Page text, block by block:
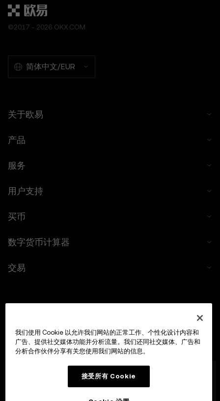
©2017 - 2026 OKX.COM
简体中文/EUR
关于欧易
产品
服务
用户支持
买币
数字货币计算器
交易
(MFSA) 依据《数字货币资产市场法案》(马耳他法律第 647
章) 第 28 条授权成立的数字货币资产服务提供商 (CASP)，
获准开展数字货币资产交易平台业务。
并按“现状”提供。其仅供参考，不构成财务建
风险提示
数字资产波动性很大，受市场风险影响。过去的
我们使用 Cookie 以允许我们网站的正常工作、个性化设计内容和
广告、提供社交媒体功能并分析流量。我们还同社交媒体、广告和
分析合作伙伴分享有关您使用我们网站的信息。
接受所有 Cookie